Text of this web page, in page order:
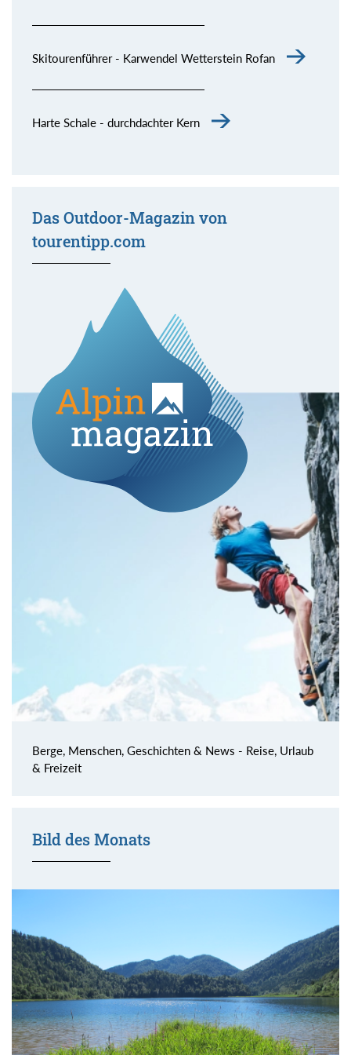
Skitourenführer - Karwendel Wetterstein Rofan
Harte Schale - durchdachter Kern
Das Outdoor-Magazin von
tourentipp.com
Berge, Menschen, Geschichten & News - Reise, Urlaub
& Freizeit
Bild des Monats